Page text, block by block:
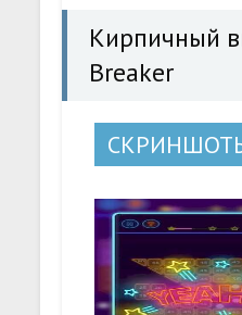
Кирпичный
Breaker